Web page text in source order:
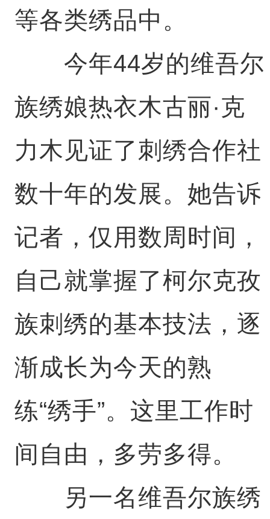
等各类绣品中。
今年44岁的维吾尔
族绣娘热衣木古丽·克
力木见证了刺绣合作社
数十年的发展。她告诉
记者，仅用数周时间，
自己就掌握了柯尔克孜
族刺绣的基本技法，逐
渐成长为今天的熟
练“绣手”。这里工作时
间自由，多劳多得。
另一名维吾尔族绣